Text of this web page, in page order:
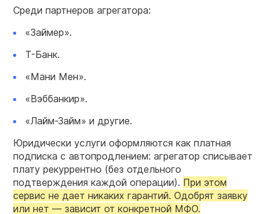
Среди партнеров агрегатора:
«Займер».
Т-Банк.
«Мани Мен».
«Вэббанкир».
«Лайм-Займ» и другие.
Юридически услуги оформляются как платная
подписка с автопродлением: агрегатор списывает
плату рекуррентно (без отдельного
подтверждения каждой операции). При этом
сервис не дает никаких гарантий. Одобрят заявку
или нет — зависит от конкретной МФО.